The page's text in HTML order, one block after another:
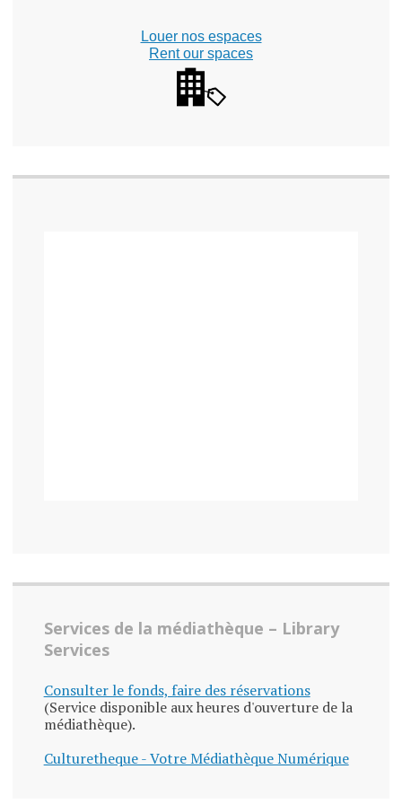
Louer nos espaces
Rent our spaces
Services de la médiathèque – Library
Services
Consulter le fonds, faire des réservations
(Service disponible aux heures d'ouverture de la
médiathèque).
Culturetheque - Votre Médiathèque Numérique